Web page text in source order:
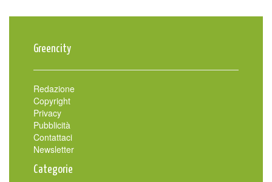
Greencity
Redazione
Copyright
Privacy
Pubblicità
Contattaci
Newsletter
Categorie